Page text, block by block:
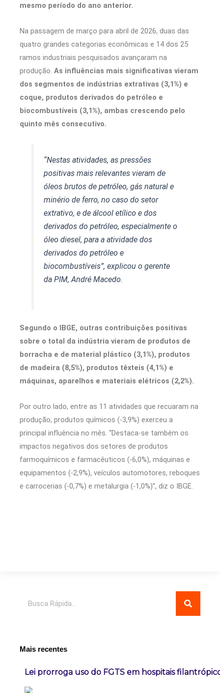
mesmo período do ano anterior.
Na passagem de março para abril de 2026, duas das
quatro grandes categorias econômicas e 14 dos 25
ramos industriais pesquisados avançaram na
produção. As influências mais significativas vieram
dos segmentos de indústrias extrativas (3,1%) e
coque, produtos derivados do petróleo e
biocombustíveis (3,1%), ambas crescendo pelo
quinto mês consecutivo.
“Nestas atividades, as pressões
positivas mais relevantes vieram de
óleos brutos de petróleo, gás natural e
minério de ferro, no caso do setor
extrativo, e de álcool etílico e dos
derivados do petróleo, especialmente o
óleo diesel, para a atividade dos
derivados do petróleo e
biocombustíveis”, explicou o gerente
da PIM, André Macedo.
Segundo o IBGE, outras contribuições positivas
sobre o total da indústria vieram de produtos de
borracha e de material plástico (3,1%), produtos
de madeira (8,5%), produtos têxteis (4,1%) e
máquinas, aparelhos e materiais elétricos (2,2%).
Por outro lado, entre as 11 atividades que recuaram na
produção, produtos químicos (-3,9%) exerceu a
principal influência no mês. “Destaca-se também os
impactos negativos dos setores de produtos
farmoquímicos e farmacêuticos (-6,0%), máquinas e
equipamentos (-2,9%), veículos automotores, reboques
e carrocerias (-0,7%) e metalurgia (-1,0%)”, diz o IBGE.
Mais recentes
Lei prorroga uso do FGTS em hospitais